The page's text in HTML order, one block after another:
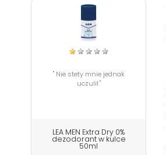
" Nie stety mnie jednak
uczulił."
LEA MEN Extra Dry 0%
dezodorant w kulce
50ml